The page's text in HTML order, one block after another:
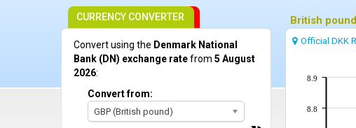
British
Official DKK
8.8
8.9
CURRENCY CONVERTER
Convert using the Denmark National
Bank (DN) exchange ratefrom 5 August
2026:
Convert from:
GBP (British pound)